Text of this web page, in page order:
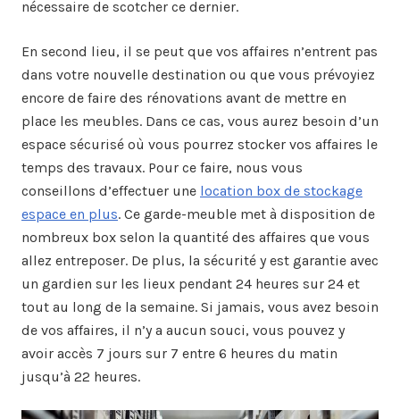
nécessaire de scotcher ce dernier.
En second lieu, il se peut que vos affaires n’entrent pas
dans votre nouvelle destination ou que vous prévoyiez
encore de faire des rénovations avant de mettre en
place les meubles. Dans ce cas, vous aurez besoin d’un
espace sécurisé où vous pourrez stocker vos affaires le
temps des travaux. Pour ce faire, nous vous
conseillons d’effectuer une location box de stockage
espace en plus. Ce garde-meuble met à disposition de
nombreux box selon la quantité des affaires que vous
allez entreposer. De plus, la sécurité y est garantie avec
un gardien sur les lieux pendant 24 heures sur 24 et
tout au long de la semaine. Si jamais, vous avez besoin
de vos affaires, il n’y a aucun souci, vous pouvez y
avoir accès 7 jours sur 7 entre 6 heures du matin
jusqu’à 22 heures.